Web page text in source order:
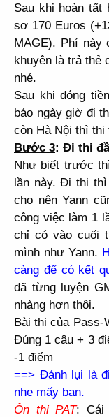
Sau khi hoàn tất
sơ 170 Euros
MAGE). Phí này
khuyên là trả thẻ
nhé.
Sau khi đóng
báo ngày giờ đi
còn Hà Nội thì thi
Bước 3: Đi thi
Như biết trước
lần này. Đi thi thì
cho nên Yann
công việc làm 1
chỉ có vào cuối
mình như Yann.
càng để có kết
đã từng luyện
nhàng hơn thôi.
Bài thi của Pass-
Đúng 1 câu + 3
-1 điểm
==> Đánh lụi là
nhe mấy bạn.
Ôn thi PAT: Cái